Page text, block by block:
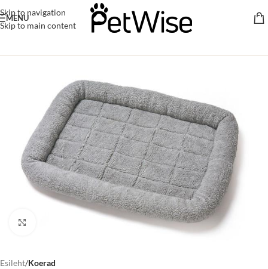
Skip to navigation
Skip to main content
MENU
Esileht Koerad